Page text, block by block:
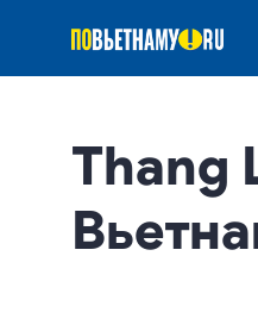
Thang